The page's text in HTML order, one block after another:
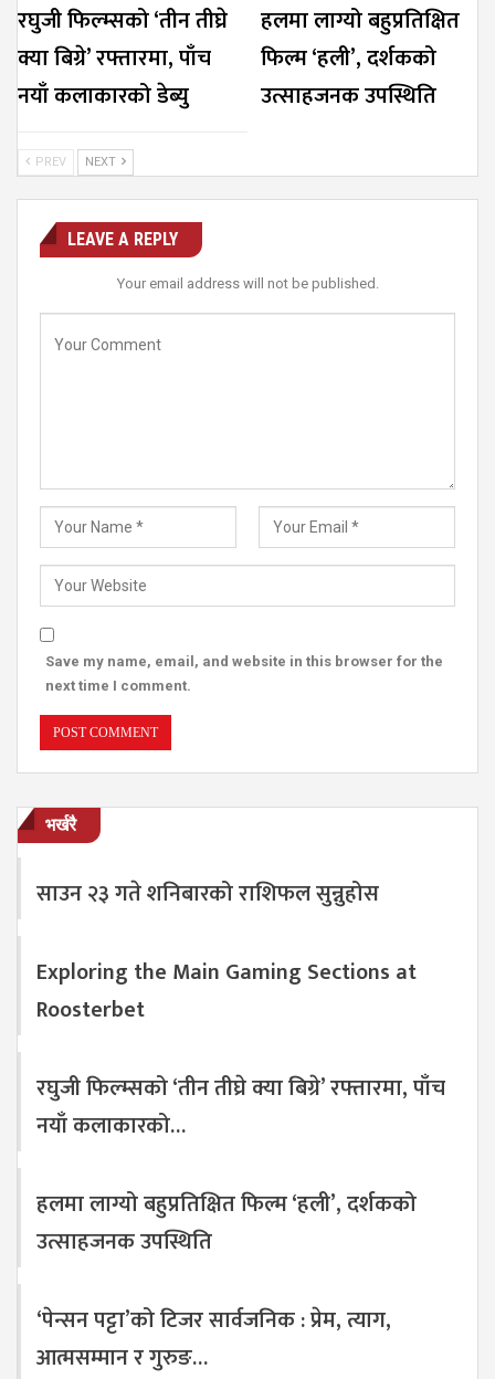
रघुजी फिल्म्सको ‘तीन तीघ्रे
क्या बिग्रे’ रफ्तारमा, पाँच
नयाँ कलाकारको डेब्यु
हलमा लाग्यो बहुप्रतिक्षित
फिल्म ‘हली’, दर्शकको
उत्साहजनक उपस्थिति
PREV NEXT
LEAVE A REPLY
Your email address will not be published.
Save my name, email, and website in this browser for the
next time I comment.
भर्खरै
साउन २३ गते शनिबारको राशिफल सुन्नुहोस
Exploring the Main Gaming Sections at
Roosterbet
रघुजी फिल्म्सको ‘तीन तीघ्रे क्या बिग्रे’ रफ्तारमा, पाँच
नयाँ कलाकारको…
हलमा लाग्यो बहुप्रतिक्षित फिल्म ‘हली’, दर्शकको
उत्साहजनक उपस्थिति
‘पेन्सन पट्टा’को टिजर सार्वजनिक : प्रेम, त्याग,
आत्मसम्मान र गुरुङ…